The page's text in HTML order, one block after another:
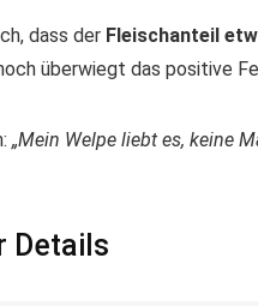
dass der Fleischanteil
überwiegt das positive
„Mein Welpe liebt es, keine
Details